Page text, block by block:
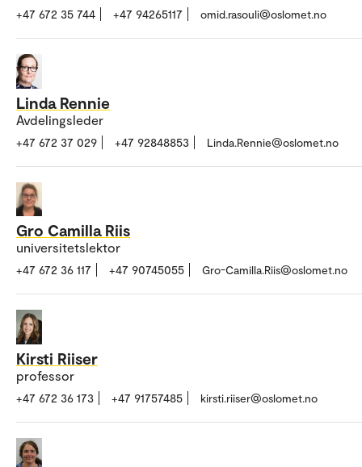
+47 672 35 744 +47 94265117 omid.rasouli@oslomet.no
Linda Rennie
Avdelingsleder
+47 672 37 029 +47 92848853 Linda.Rennie@oslomet.no
Gro Camilla Riis
universitetslektor
+47 672 36 117 +47 90745055 Gro-Camilla.Riis@oslomet.no
Kirsti Riiser
professor
+47 672 36 173 +47 91757485 kirsti.riiser@oslomet.no